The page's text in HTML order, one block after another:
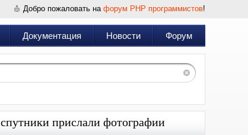
Добро пожаловать на форум PHP программистов!
Документация Новости Форум
прислали фотографии